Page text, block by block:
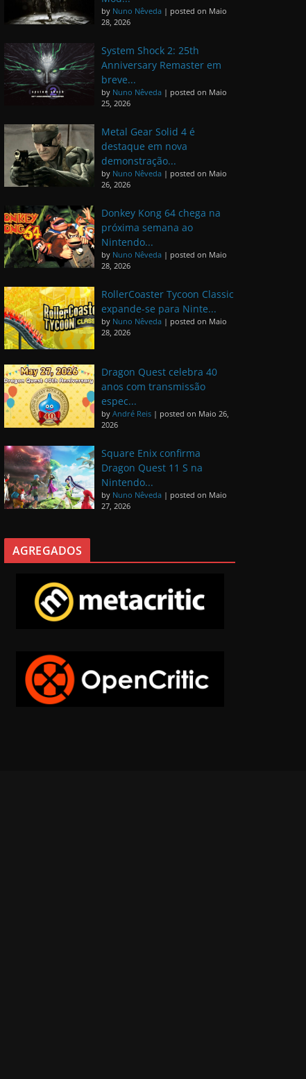
by Nuno Nêveda | posted on Maio
28, 2026
System Shock 2: 25th
Anniversary Remaster em
breve...
by Nuno Nêveda | posted on Maio
25, 2026
Metal Gear Solid 4 é
destaque em nova
demonstração...
by Nuno Nêveda | posted on Maio
26, 2026
Donkey Kong 64 chega na
próxima semana ao
Nintendo...
by Nuno Nêveda | posted on Maio
28, 2026
RollerCoaster Tycoon Classic
expande-se para Ninte...
by Nuno Nêveda | posted on Maio
28, 2026
Dragon Quest celebra 40
anos com transmissão
espec...
by André Reis | posted on Maio 26,
2026
Square Enix confirma
Dragon Quest 11 S na
Nintendo...
by Nuno Nêveda | posted on Maio
27, 2026
AGREGADOS